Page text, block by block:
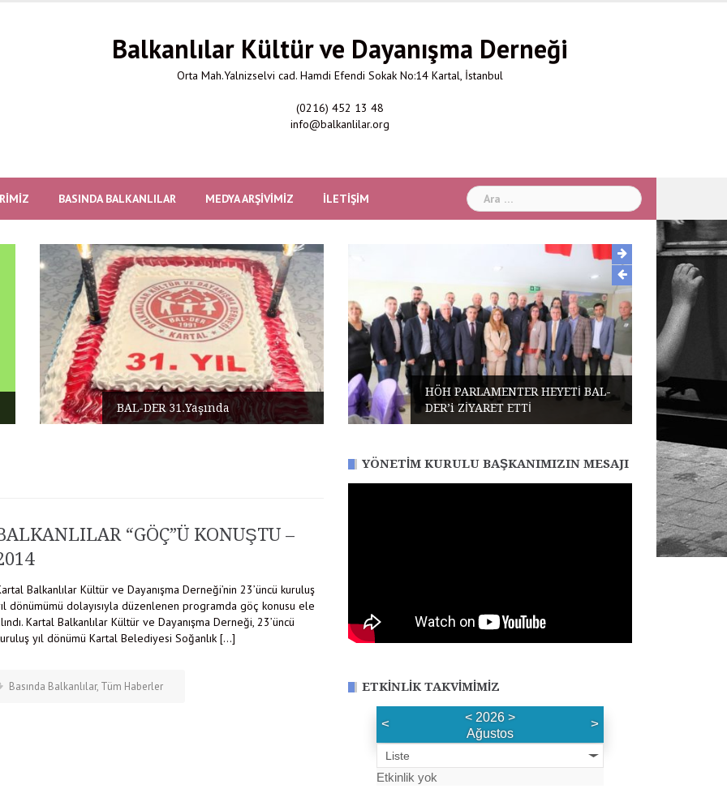
Balkanlılar Kültür ve Dayanışma Derneği
Orta Mah.Yalnizselvi cad. Hamdi Efendi Sokak No:14 Kartal, İstanbul
(0216) 452 13 48
info@balkanlilar.org
BASINDA BALKANLILAR MEDYA ARŞIVIMIZ İLETIŞIM Arama:
BAL-DER 31.Yaşında
HÖH PARLAMENTER HEYETİ BAL-
DER’i ZİYARET ETTİ
“GÖÇ”Ü KONUŞTU –
Balkanlılar Kültür ve Dayanışma Derneği’nin 23’üncü kuruluş
dönümümü dolayısıyla düzenlenen programda göç konusu ele
Kartal Balkanlılar Kültür ve Dayanışma Derneği, 23’üncü
yıl dönümü Kartal Belediyesi Soğanlık […]
Basında Balkanlılar, Tüm Haberler
YÖNETIM KURULU BAŞKANIMIZIN MESAJI
ETKINLIK TAKVIMIMIZ
< < 2026 >
Ağustos
>
Liste
Etkinlik yok